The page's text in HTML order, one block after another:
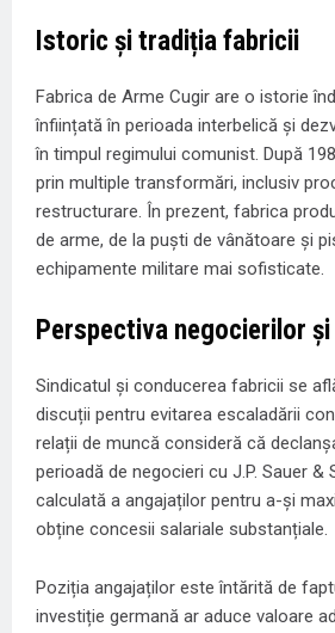
Istoric și tradiția fabricii
Fabrica de Arme Cugir are o istorie
înființată în perioada interbelică și
în timpul regimului comunist. După
prin multiple transformări, inclusiv
restructurare. În prezent, fabrica
de arme, de la puști de vânătoare și
echipamente militare mai sofisticate.
Perspectiva negocierilor
Sindicatul și conducerea fabricii se
discuții pentru evitarea escaladării
relații de muncă consideră că
perioadă de negocieri cu J.P. Sauer
calculată a angajaților pentru a-și
obține concesii salariale substanțiale.
Poziția angajaților este întărită de
investiție germană ar aduce valoare